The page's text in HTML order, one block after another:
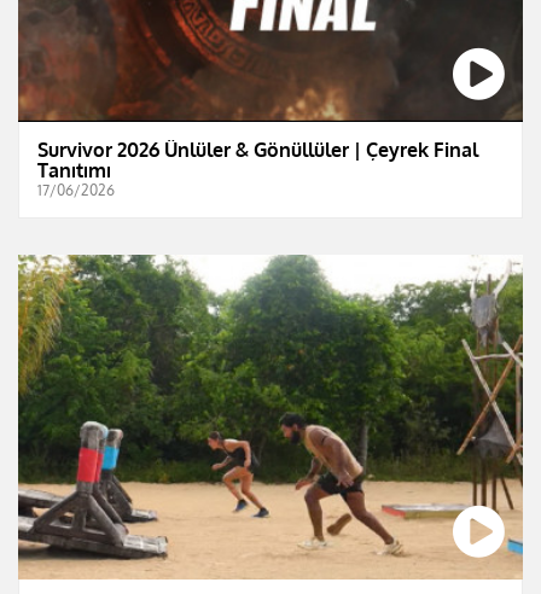
Survivor 2026 Ünlüler & Gönüllüler | Çeyrek Final
Tanıtımı
17/06/2026